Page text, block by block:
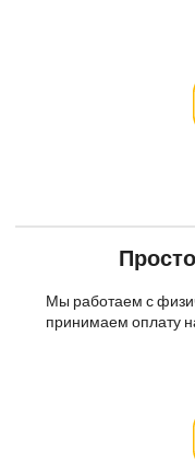
Мы работаем с
принимаем оплату